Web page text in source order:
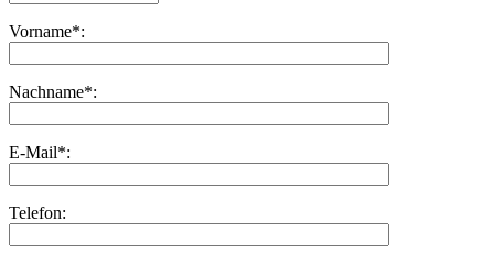
Vorname*:
Nachname*:
E-Mail*:
Telefon: